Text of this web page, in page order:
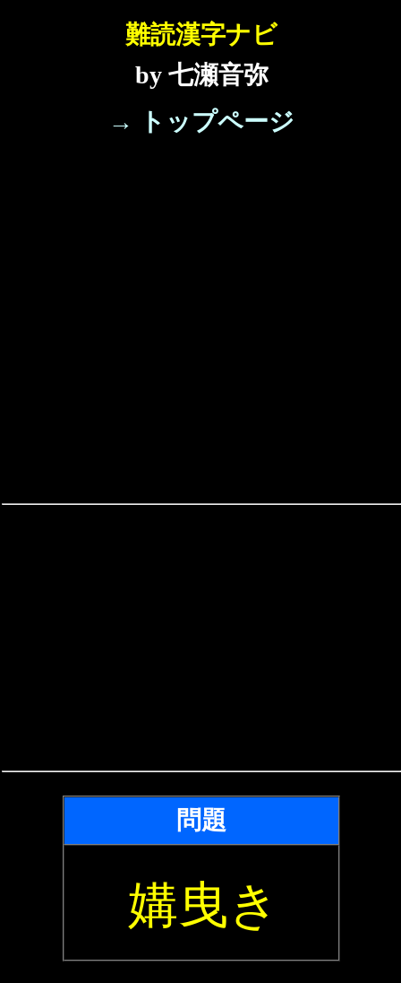
難読漢字ナビ
by 七瀬音弥
→ トップページ
問題
媾曳き